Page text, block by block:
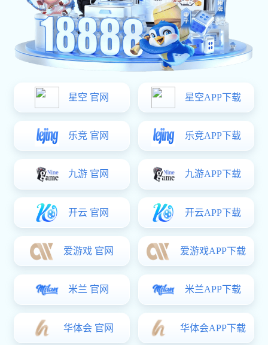
非凡娱乐-科技赋能场景,让娱乐更有趣 - pgff 汽车配件，缝纫机配
件，五金加工，五金，五金厂，电话：0573-85702555，
013706582155